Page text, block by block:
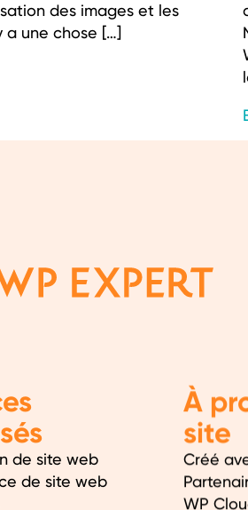
des images et les
a une chose […]
de site web
de site web
À
site
Créé
WP